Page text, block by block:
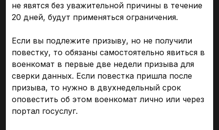
не явятся без уважительной причины в течение
20 дней, будут применяться ограничения.
Если вы подлежите призыву, но не получили
повестку, то обязаны самостоятельно явиться в
военкомат в первые две недели призыва для
сверки данных. Если повестка пришла после
призыва, то нужно в двухнедельный срок
оповестить об этом военкомат лично или через
портал госуслуг.